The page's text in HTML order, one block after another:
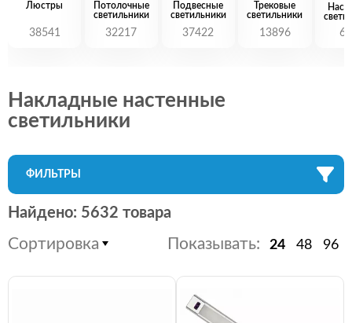
Люстры
38541
Потолочные
светильники
32217
Подвесные
светильники
37422
Трековые
светильники
13896
Накладные настенные
светильники
ФИЛЬТРЫ
Найдено: 5632 товара
Сортировка Показывать: 24 48 96